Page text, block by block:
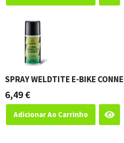
SPRAY WELDTITE E-BIKE
6,49 €
Adicionar Ao Carrinho